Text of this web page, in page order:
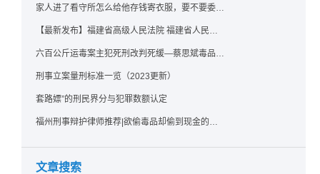
家人进了看守所怎么给他存钱寄衣服，要不要委托律师？福州看守所相关问题解答
【最新发布】福建省高级人民法院 福建省人民检察院《关于常见犯罪的量刑指导意见（二）（试行）》实施细则（试行）
六百公斤运毒案主犯死刑改判死缓—蔡思斌毒品犯罪辩护成功案例
刑事立案量刑标准一览（2023更新）
套路嫖”的刑民界分与犯罪数额认定
福州刑事辩护律师推荐|欲偷毒品却偷到现金的行为应如何认定？
文章搜索